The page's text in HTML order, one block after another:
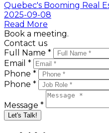
Quebec's Booming Real
2025-09-08
Read More
Book a meeting.
Contact us
Full Name *
Email *
Phone *
Phone *
Message *
Let's Talk!